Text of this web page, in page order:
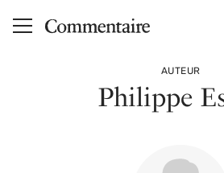
Aller au contenu principal
AUTEUR
Philippe